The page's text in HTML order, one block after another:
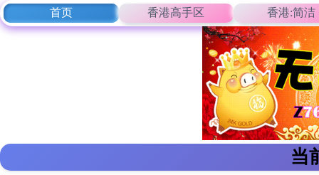
首页 香港高手区 香港:简洁
当